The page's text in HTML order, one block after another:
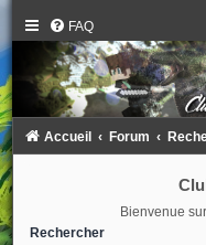
FAQ
Accueil Forum
Bienvenue
Rechercher